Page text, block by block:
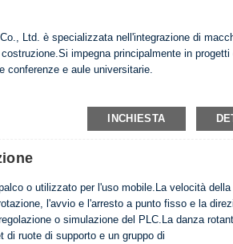
Ltd. è specializzata nell'integrazione di
impegna principalmente in progetti
conferenze e aule universitarie.
INCHIESTA
o utilizzato per l'uso mobile.La velocità
l'avvio e l'arresto a punto fisso e la
o simulazione del PLC.La danza
di ruote di supporto e un gruppo di